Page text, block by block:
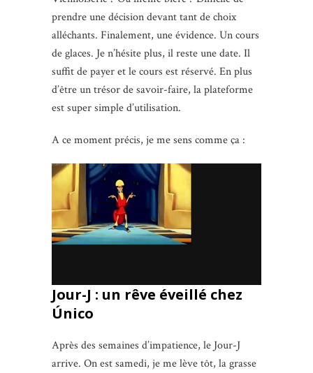
prendre une décision devant tant de choix
alléchants. Finalement, une évidence. Un cours
de glaces. Je n’hésite plus, il reste une date. Il
suffit de payer et le cours est réservé. En plus
d’être un trésor de savoir-faire, la plateforme
est super simple d’utilisation.
A ce moment précis, je me sens comme ça :
Jour-J : un rêve éveillé chez
Único
Après des semaines d’impatience, le Jour-J
arrive. On est samedi, je me lève tôt, la grasse